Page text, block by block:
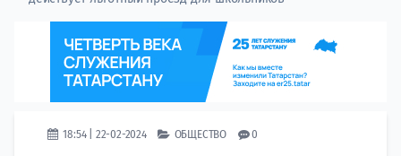
18:54 | 22-02-2024 ОБЩЕСТВО 0